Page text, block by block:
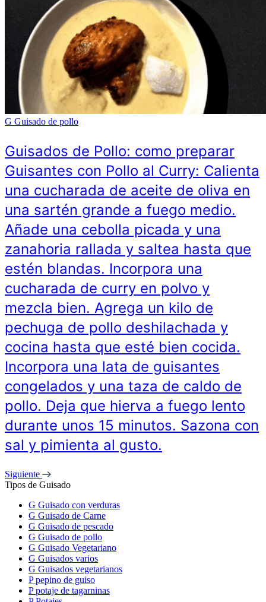
G Guisado de pollo
Guisados de Pollo: como preparar
Guisantes con Pollo al Curry: Calienta
una cucharada de aceite de oliva en
una sartén grande a fuego medio.
Añade una cebolla picada y una
zanahoria rallada y saltea hasta que
estén blandas. Incorpora una
cucharada de curry en polvo y
mezcla bien. Agrega un kilo de
pechuga de pollo deshilachada y
cocina hasta que esté bien cocida.
Incorpora una lata de guisantes
congelados y una taza de caldo de
pollo. Deja que hierva a fuego lento
durante unos 15 minutos. Sazona con
sal y pimienta al gusto.
Siguiente
Tipos de Guisado
G Guisado con verduras
G Guisado de Carne
G Guisado de pescado
G Guisado de pollo
G Guisado Vegetariano
G Guisados varios
G Guisados vegetarianos
P pepino de guiso
P potaje de tagarninas